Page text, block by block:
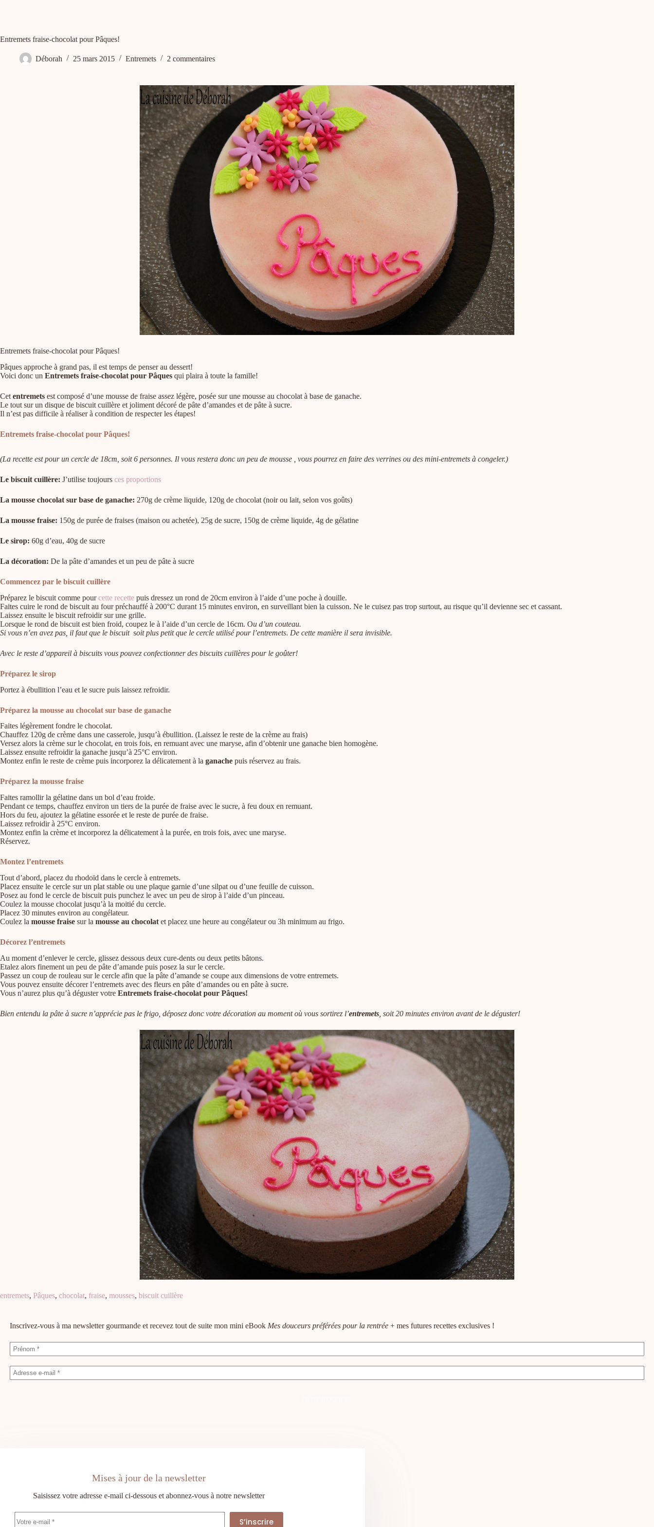
Entremets fraise-chocolat pour Pâques!
Déborah 25 mars 2015 Entremets 2 commentaires
Entremets fraise-chocolat pour Pâques!
Pâques approche à grand pas, il est temps de penser au dessert!
Voici donc un Entremets fraise-chocolat pour Pâques qui plaira à toute la famille!
Cet entremets est composé d’une mousse de fraise assez légère, posée sur une mousse au chocolat à base de ganache.
Le tout sur un disque de biscuit cuillère et joliment décoré de pâte d’amandes et de pâte à sucre.
Il n’est pas difficile à réaliser à condition de respecter les étapes!
Entremets fraise-chocolat pour Pâques!
(La recette est pour un cercle de 18cm, soit 6 personnes. Il vous restera donc un peu de mousse , vous pourrez en faire des verrines ou des mini-entremets à congeler.)
Le biscuit cuillère: J’utilise toujours ces proportions
La mousse chocolat sur base de ganache: 270g de crème liquide, 120g de chocolat (noir ou lait, selon vos goûts)
La mousse fraise: 150g de purée de fraises (maison ou achetée), 25g de sucre, 150g de crème liquide, 4g de gélatine
Le sirop: 60g d’eau, 40g de sucre
La décoration: De la pâte d’amandes et un peu de pâte à sucre
Commencez par le biscuit cuillère
Préparez le biscuit comme pourcette recette puis dressez un rond de 20cm environ à l’aide d’une poche à douille.
Faites cuire le rond de biscuit au four préchauffé à 200°C durant 15 minutes environ, en surveillant bien la cuisson. Ne le cuisez pas trop surtout, au risque qu’il devienne sec et cassant.
Laissez ensuite le biscuit refroidir sur une grille.
Lorsque le rond de biscuit est bien froid, coupez le à l’aide d’un cercle de 16cm. Ou d’un couteau.
Si vous n’en avez pas, il faut que le biscuitsoit plus petit que le cercle utilisé pour l’entremets. De cette manière il sera invisible.
Avec le reste d’appareil à biscuits vous pouvez confectionner des biscuits cuillères pour le goûter!
Préparez le sirop
Portez à ébullition l’eau et le sucre puis laissez refroidir.
Préparez la mousse au chocolat sur base de ganache
Faites légèrement fondre le chocolat.
Chauffez 120g de crème dans une casserole, jusqu’à ébullition. (Laissez le reste de la crème au frais)
Versez alors la crème sur le chocolat, en trois fois, en remuant avec une maryse, afin d’obtenir une ganache bien homogène.
Laissez ensuite refroidir la ganache jusqu’à 25°C environ.
Montez enfin le reste de crème puis incorporez la délicatement à la ganache puis réservez au frais.
Préparez la mousse fraise
Faites ramollir la gélatine dans un bol d’eau froide.
Pendant ce temps, chauffez environ un tiers de la purée de fraise avec le sucre, à feu doux en remuant.
Hors du feu, ajoutez la gélatine essorée et le reste de purée de fraise.
Laissez refroidir à 25°C environ.
Montez enfin la crème et incorporez la délicatement à la purée, en trois fois, avec une maryse.
Réservez.
Montez l’entremets
Tout d’abord, placez du rhodoïd dans le cercle à entremets.
Placez ensuite le cercle sur un plat stable ou une plaque garnie d’une silpat ou d’une feuille de cuisson.
Posez au fond le cercle de biscuit puis punchez le avec un peu de sirop à l’aide d’un pinceau.
Coulez la mousse chocolat jusqu’à la moitié du cercle.
Placez 30 minutes environ au congélateur.
Coulez la mousse fraise sur la mousse au chocolat et placez une heure au congélateur ou 3h minimum au frigo.
Décorez l’entremets
Au moment d’enlever le cercle, glissez dessous deux cure-dents ou deux petits bâtons.
Etalez alors finement un peu de pâte d’amande puis posez la sur le cercle.
Passez un coup de rouleau sur le cercle afin que la pâte d’amande se coupe aux dimensions de votre entremets.
Vous pouvez ensuite décorer l’entremets avec des fleurs en pâte d’amandes ou en pâte à sucre.
Vous n’aurez plus qu’à déguster votre Entremets fraise-chocolat pour Pâques!
Bien entendu la pâte à sucre n’apprécie pas le frigo, déposez donc votre décoration au moment où vous sortirez l’entremets , soit 20 minutes environ avant de le déguster!
entremets, Pâques, chocolat, fraise, mousses, biscuit cuillère
Inscrivez-vous à ma newsletter gourmande et recevez tout de suite mon mini eBook Mes douceurs préférées pour la rentrée + mes futures recettes exclusives !
Mises à jour de la newsletter
Saisissez votre adresse e-mail ci-dessous et abonnez-vous à notre newsletter
S’inscrire